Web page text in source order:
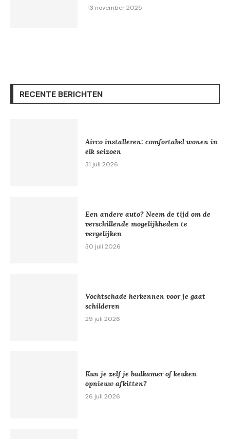
13 november 2025
RECENTE BERICHTEN
Airco installeren: comfortabel wonen in
elk seizoen
31 juli 2026
Een andere auto? Neem de tijd om de
verschillende mogelijkheden te
vergelijken
30 juli 2026
Vochtschade herkennen voor je gaat
schilderen
29 juli 2026
Kun je zelf je badkamer of keuken
opnieuw afkitten?
26 juli 2026